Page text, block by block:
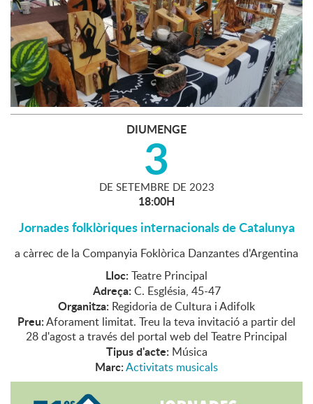
DIUMENGE
3
DE SETEMBRE DE 2023
18:00H
Jornades folklòriques internacionals de Catalunya
a càrrec de la Companyia Foklòrica Danzantes d'Argentina
Lloc: Teatre Principal
Adreça: C. Església, 45-47
Organitza: Regidoria de Cultura i Adifolk
Preu:Aforament limitat. Treu la teva invitació a partir del
28 d'agost a través del portal web del Teatre Principal
Tipus d'acte: Música
Marc:Activitats musicals